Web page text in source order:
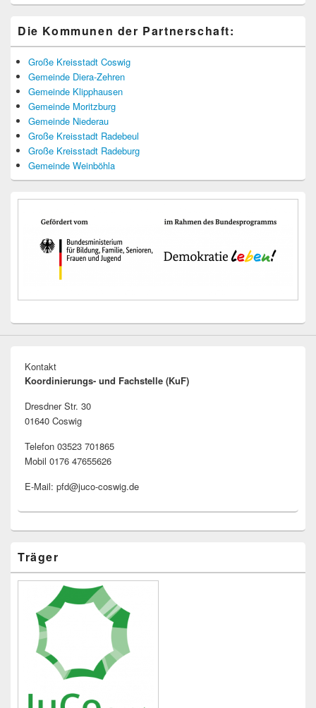
Die Kommunen der Partnerschaft:
Große Kreisstadt Coswig
Gemeinde Diera-Zehren
Gemeinde Klipphausen
Gemeinde Moritzburg
Gemeinde Niederau
Große Kreisstadt Radebeul
Große Kreisstadt Radeburg
Gemeinde Weinböhla
Kontakt
Koordinierungs- und Fachstelle (KuF)
Dresdner Str. 30
01640 Coswig
Telefon 03523 701865
Mobil 0176 47655626
E-Mail: pfd@juco-coswig.de
Träger